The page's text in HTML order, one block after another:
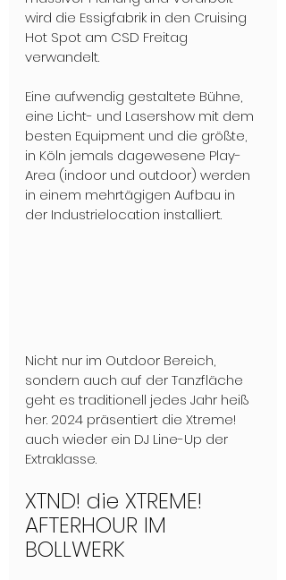
wird die Essigfabrik in den Cruising
Hot Spot am CSD Freitag
verwandelt.
Eine aufwendig gestaltete Bühne,
eine Licht- und Lasershow mit dem
besten Equipment und die größte,
in Köln jemals dagewesene Play-
Area (indoor und outdoor) werden
in einem mehrtägigen Aufbau in
der Industrielocation installiert.
Nicht nur im Outdoor Bereich,
sondern auch auf der Tanzfläche
geht es traditionell jedes Jahr heiß
her. 2024 präsentiert die Xtreme!
auch wieder ein DJ Line-Up der
Extraklasse.
XTND! die XTREME!
AFTERHOUR IM
BOLLWERK